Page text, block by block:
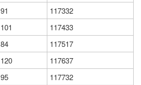
91
117332
101
117433
84
117517
120
117637
95
117732